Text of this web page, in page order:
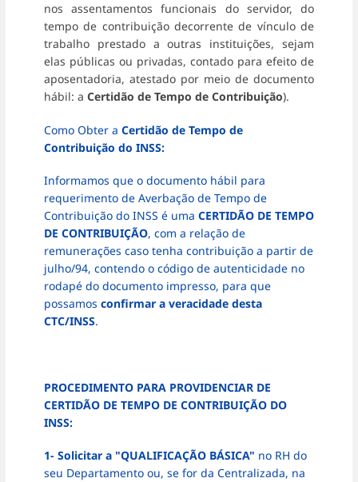
nos assentamentos funcionais do servidor, do
tempo de contribuição decorrente de vínculo de
trabalho prestado a outras instituições, sejam
elas públicas ou privadas, contado para efeito de
aposentadoria, atestado por meio de documento
hábil: a Certidão de Tempo de Contribuição).
Como Obter a Certidão de Tempo de
Contribuição do INSS:
Informamos que o documento hábil para
requerimento de Averbação de Tempo de
Contribuição do INSS é uma CERTIDÃO DE TEMPO
DE CONTRIBUIÇÃO, com a relação de
remunerações caso tenha contribuição a partir de
julho/94, contendo o código de autenticidade no
rodapé do documento impresso, para que
possamos confirmar a veracidade desta
CTC/INSS.
PROCEDIMENTO PARA PROVIDENCIAR DE
CERTIDÃO DE TEMPO DE CONTRIBUIÇÃO DO
INSS:
1- Solicitar a "QUALIFICAÇÃO BÁSICA" no RH do
seu Departamento ou, se for da Centralizada, na